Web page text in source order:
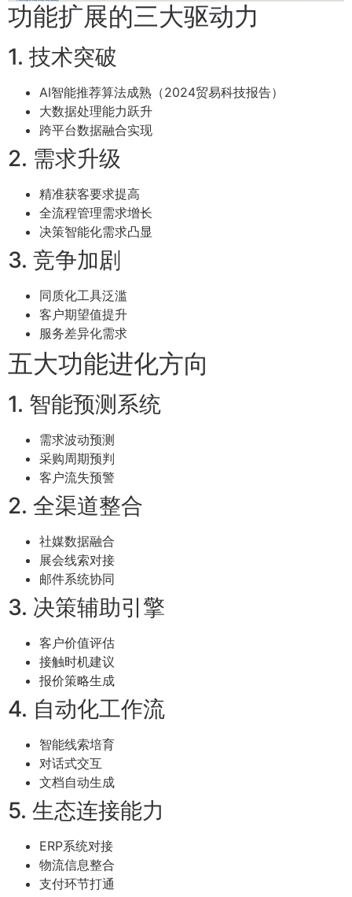
功能扩展的三大驱动力
1. 技术突破
AI智能推荐算法成熟（2024贸易科技报告）
大数据处理能力跃升
跨平台数据融合实现
2. 需求升级
精准获客要求提高
全流程管理需求增长
决策智能化需求凸显
3. 竞争加剧
同质化工具泛滥
客户期望值提升
服务差异化需求
五大功能进化方向
1. 智能预测系统
需求波动预测
采购周期预判
客户流失预警
2. 全渠道整合
社媒数据融合
展会线索对接
邮件系统协同
3. 决策辅助引擎
客户价值评估
接触时机建议
报价策略生成
4. 自动化工作流
智能线索培育
对话式交互
文档自动生成
5. 生态连接能力
ERP系统对接
物流信息整合
支付环节打通